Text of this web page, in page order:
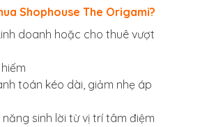
Shophouse The Origami?
doanh hoặc cho thuê vượt
toán kéo dài, giảm nhẹ áp
sinh lời từ vị trí tâm điệm